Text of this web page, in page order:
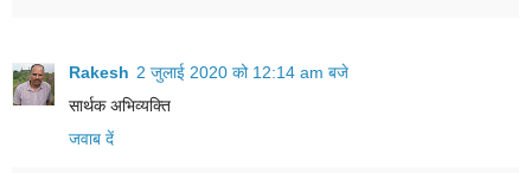
Rakesh 2 जुलाई 2020 को 12:14 am बजे
सार्थक अभिव्यक्ति
जवाब दें